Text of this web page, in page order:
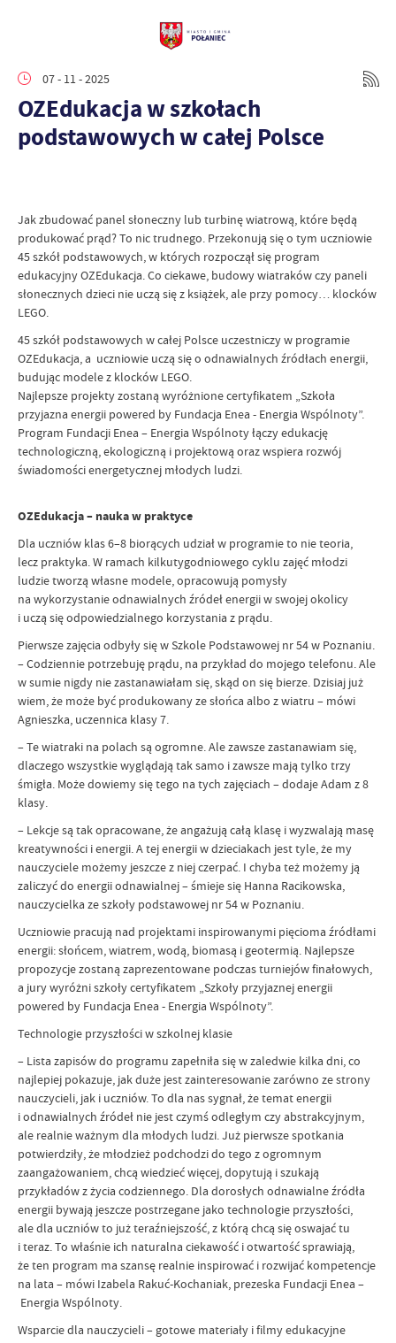
07 - 11 - 2025
OZEdukacja w szkołach
podstawowych w całej Polsce
Jak zbudować panel słoneczny lub turbinę wiatrową, które będą
produkować prąd? To nic trudnego. Przekonują się o tym uczniowie
45 szkół podstawowych, w których rozpoczął się program
edukacyjny OZEdukacja. Co ciekawe, budowy wiatraków czy paneli
słonecznych dzieci nie uczą się z książek, ale przy pomocy… klocków
LEGO.
45 szkół podstawowych w całej Polsce uczestniczy w programie
OZEdukacja, a uczniowie uczą się o odnawialnych źródłach energii,
budując modele z klocków LEGO.
Najlepsze projekty zostaną wyróżnione certyfikatem „Szkoła
przyjazna energii powered by Fundacja Enea - Energia Wspólnoty”.
Program Fundacji Enea – Energia Wspólnoty łączy edukację
technologiczną, ekologiczną i projektową oraz wspiera rozwój
świadomości energetycznej młodych ludzi.
OZEdukacja – nauka w praktyce
Dla uczniów klas 6–8 biorących udział w programie to nie teoria,
lecz praktyka. W ramach kilkutygodniowego cyklu zajęć młodzi
ludzie tworzą własne modele, opracowują pomysły
na wykorzystanie odnawialnych źródeł energii w swojej okolicy
i uczą się odpowiedzialnego korzystania z prądu.
Pierwsze zajęcia odbyły się w Szkole Podstawowej nr 54 w Poznaniu.
– Codziennie potrzebuję prądu, na przykład do mojego telefonu. Ale
w sumie nigdy nie zastanawiałam się, skąd on się bierze. Dzisiaj już
wiem, że może być produkowany ze słońca albo z wiatru – mówi
Agnieszka, uczennica klasy 7.
– Te wiatraki na polach są ogromne. Ale zawsze zastanawiam się,
dlaczego wszystkie wyglądają tak samo i zawsze mają tylko trzy
śmigła. Może dowiemy się tego na tych zajęciach – dodaje Adam z 8
klasy.
– Lekcje są tak opracowane, że angażują całą klasę i wyzwalają masę
kreatywności i energii. A tej energii w dzieciakach jest tyle, że my
nauczyciele możemy jeszcze z niej czerpać. I chyba też możemy ją
zaliczyć do energii odnawialnej – śmieje się Hanna Racikowska,
nauczycielka ze szkoły podstawowej nr 54 w Poznaniu.
Uczniowie pracują nad projektami inspirowanymi pięcioma źródłami
energii: słońcem, wiatrem, wodą, biomasą i geotermią. Najlepsze
propozycje zostaną zaprezentowane podczas turniejów finałowych,
a jury wyróżni szkoły certyfikatem „Szkoły przyjaznej energii
powered by Fundacja Enea - Energia Wspólnoty”.
Technologie przyszłości w szkolnej klasie
– Lista zapisów do programu zapełniła się w zaledwie kilka dni, co
najlepiej pokazuje, jak duże jest zainteresowanie zarówno ze strony
nauczycieli, jak i uczniów. To dla nas sygnał, że temat energii
i odnawialnych źródeł nie jest czymś odległym czy abstrakcyjnym,
ale realnie ważnym dla młodych ludzi. Już pierwsze spotkania
potwierdziły, że młodzież podchodzi do tego z ogromnym
zaangażowaniem, chcą wiedzieć więcej, dopytują i szukają
przykładów z życia codziennego. Dla dorosłych odnawialne źródła
energii bywają jeszcze postrzegane jako technologie przyszłości,
ale dla uczniów to już teraźniejszość, z którą chcą się oswajać tu
i teraz. To właśnie ich naturalna ciekawość i otwartość sprawiają,
że ten program ma szansę realnie inspirować i rozwijać kompetencje
na lata – mówi Izabela Rakuć-Kochaniak, prezeska Fundacji Enea –
Energia Wspólnoty.
Wsparcie dla nauczycieli – gotowe materiały i filmy edukacyjne